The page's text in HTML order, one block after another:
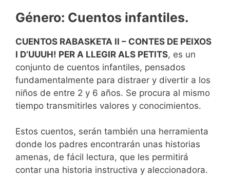
Género: Cuentos infantiles.
CUENTOS RABASKETA II – CONTES DE PEIXOS
I D’UUUH! PER A LLEGIR ALS PETITS, es un
conjunto de cuentos infantiles, pensados
fundamentalmente para distraer y divertir a los
niños de entre 2 y 6 años. Se procura al mismo
tiempo transmitirles valores y conocimientos.
Estos cuentos, serán también una herramienta
donde los padres encontrarán unas historias
amenas, de fácil lectura, que les permitirá
contar una historia instructiva y aleccionadora.